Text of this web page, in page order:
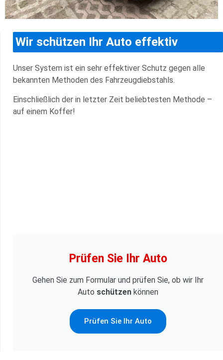
Wir schützen Ihr Auto effektiv
Unser System ist ein sehr effektiver Schutz gegen alle
bekannten Methoden des Fahrzeugdiebstahls.
Einschließlich der in letzter Zeit beliebtesten Methode –
auf einem Koffer!
Prüfen Sie Ihr Auto
Gehen Sie zum Formular und prüfen Sie, ob wir Ihr
Auto schützen können
Prüfen Sie Ihr Auto